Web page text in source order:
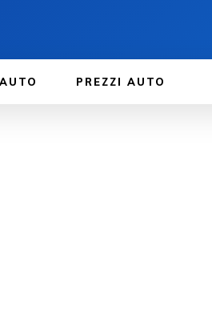
PREZZI AUTO